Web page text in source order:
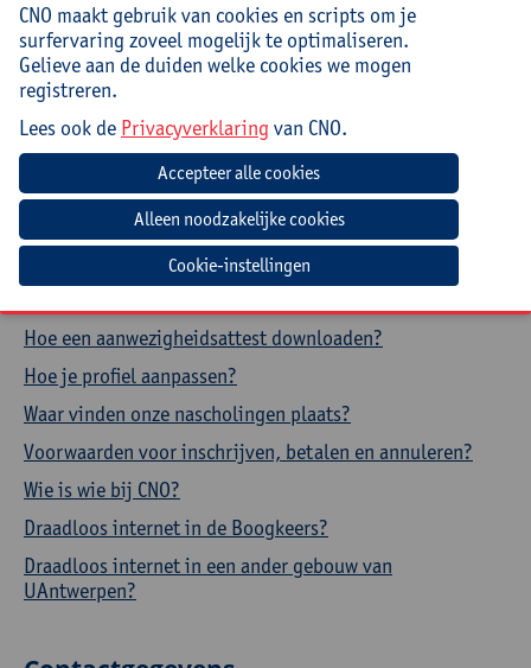
Startpagina
Over CNO
Contacteer CNO
Veelgestelde vragen
Hoe aanmelden en inschrijven via CNOweb?
Hoe een aanwezigheidsattest downloaden?
Hoe je profiel aanpassen?
Waar vinden onze nascholingen plaats?
Voorwaarden voor inschrijven, betalen en annuleren?
Wie is wie bij CNO?
Draadloos internet in de Boogkeers?
Draadloos internet in een ander gebouw van
UAntwerpen?
CNO maakt gebruik van cookies en scripts om je
surfervaring zoveel mogelijk te optimaliseren.
Gelieve aan de duiden welke cookies we mogen
registreren.
Lees ook de Privacyverklaring van CNO.
Cookie-instellingen